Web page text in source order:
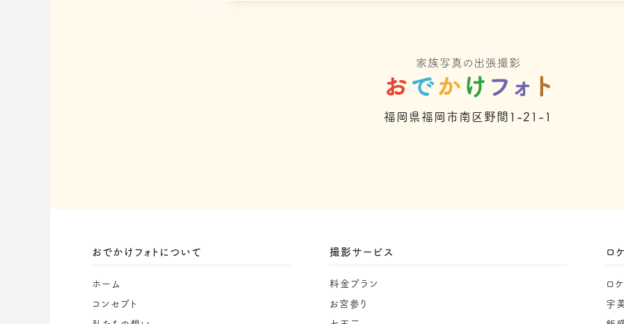
福岡県福岡市南区野間1-21-1
おでかけフォトについて
ホーム
コンセプト
撮影サービス
料金プラン
お宮参り
ロ
ロ
宇